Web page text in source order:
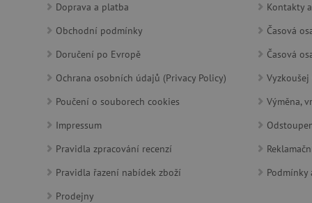
Doprava a platba
Obchodní podmínky
Doručení po Evropě
Ochrana osobních údajů (Privacy Policy)
Poučení o souborech cookies
Impressum
Pravidla zpracování recenzí
Pravidla řazení nabídek zboží
Prodejny
Kontakty
Časová
Časová
Výměna,
Podmínky
AWSALBCORS